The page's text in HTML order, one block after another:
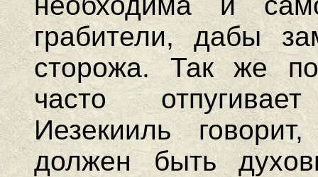
грабители, дабы
сторожа. Так же
часто
Иезекииль
должен быть